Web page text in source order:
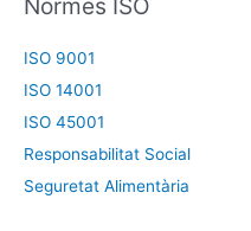
Normes ISO
ISO 9001
ISO 14001
ISO 45001
Responsabilitat Social
Seguretat Alimentària